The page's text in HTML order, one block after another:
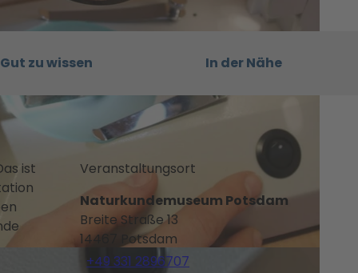
Gut zu wissen In der Nähe
ist
Veranstaltungsort
Naturkundemuseum Potsdam
Breite Straße 13
14467
Potsdam
+49 331 2896707